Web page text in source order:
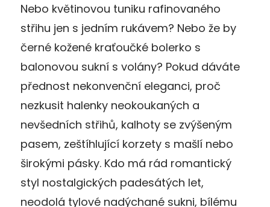
Nebo květinovou tuniku rafinovaného
střihu jen s jedním rukávem? Nebo že by
černé kožené kraťoučké bolerko s
balonovou sukní s volány? Pokud dáváte
přednost nekonvenční eleganci, proč
nezkusit halenky neokoukaných a
nevšedních střihů, kalhoty se zvýšeným
pasem, zeštíhlující korzety s mašlí nebo
širokými pásky. Kdo má rád romantický
styl nostalgických padesátých let,
neodolá tylové nadýchané sukni, bílému